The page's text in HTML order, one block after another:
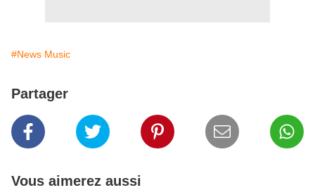
#News Music
Partager
Vous aimerez aussi